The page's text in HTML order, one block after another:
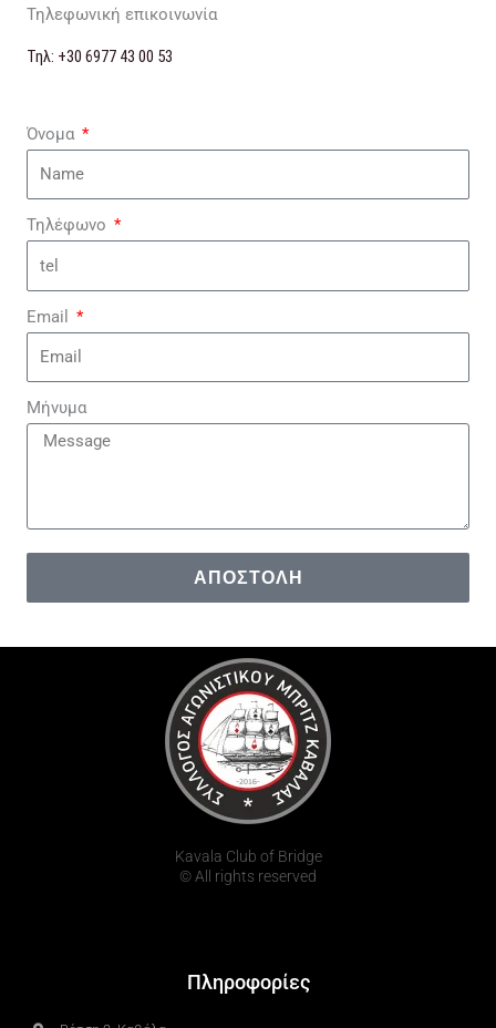
Τηλεφωνική επικοινωνία
Τηλ: +30 6977 43 00 53
Όνομα
Τηλέφωνο
Email
Μήνυμα
ΑΠΟΣΤΟΛΉ
Kavala Club of Bridge
© All rights reserved
Πληροφορίες